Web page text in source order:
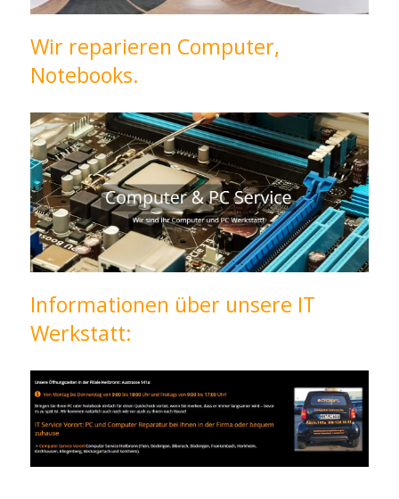
Wir reparieren Computer,
Notebooks.
Informationen über unsere IT
Werkstatt: